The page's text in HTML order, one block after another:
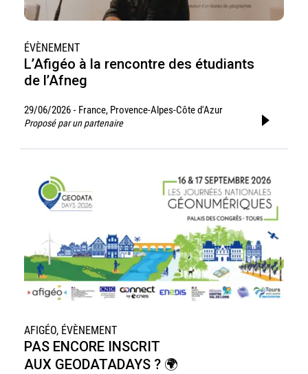
ÉVÈNEMENT
L’Afigéo à la rencontre des étudiants
de l’Afneg
29/06/2026 - France, Provence-Alpes-Côte d'Azur
Proposé par un partenaire
AFIGÉO, ÉVÈNEMENT
PAS ENCORE INSCRIT
AUX GEODATADAYS ? 🌍